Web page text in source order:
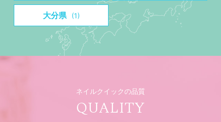
大分県 (1)
ネイルクイックの品質
QUALITY